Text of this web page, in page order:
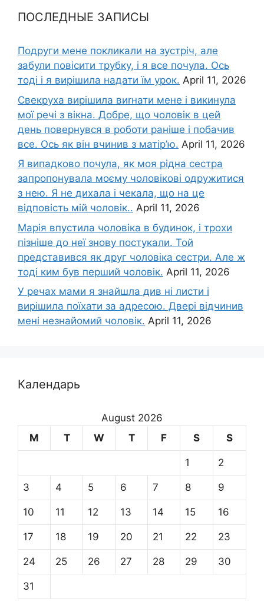
ПОСЛЕДНЫЕ ЗАПИСЫ
Подруги мене покликали на зустріч, але
забули повісити трубку, і я все почула. Ось
тоді і я вирішила надати їм урок. April 11, 2026
Свекруха вирішила виrнати мене і викинула
мої речі з вікна. Добре, що чоловік в цей
день повернувся в роботи раніше і побачив
все. Ось як він вчинив з матір’ю. April 11, 2026
Я випадково почула, як моя рідна сестра
запропонувала моєму чоловікові одружитися
з нею. Я не дихала і чекала, що на це
відповість мій чоловік.. April 11, 2026
Марія впустила чоловіка в будинок, і трохи
пізніше до неї знову постукали. Той
представився як друг чоловіка сестри. Але ж
тоді ким був перший чоловік. April 11, 2026
У речах мами я знайшла див ні листи і
вирішила поїхати за адресою. Двері відчинив
мені незнайомий чоловік. April 11, 2026
Календарь
August 2026
M
T W T F S S
1 2
3 4 5 6 7 8 9
10 11 12 13 14 15 16
17 18 19 20 21 22 23
24 25 26 27 28 29 30
31